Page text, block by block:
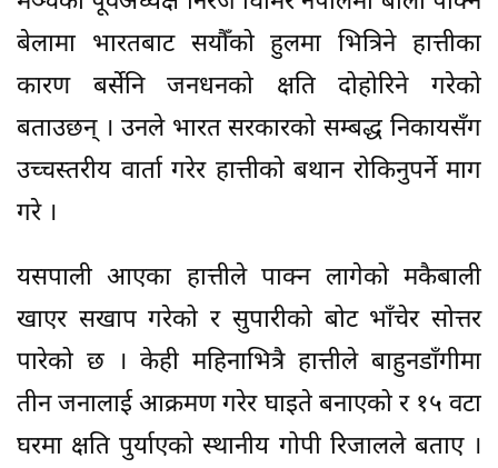
बेलामा भारतबाट सयौँको हुलमा भित्रिने हात्तीका
कारण बर्सेनि जनधनको क्षति दोहोरिने गरेको
बताउछन् । उनले भारत सरकारको सम्बद्ध निकायसँग
उच्चस्तरीय वार्ता गरेर हात्तीको बथान रोकिनुपर्ने माग
गरे ।
यसपाली आएका हात्तीले पाक्न लागेको मकैबाली
खाएर सखाप गरेको र सुपारीको बोट भाँचेर सोत्तर
पारेको छ । केही महिनाभित्रै हात्तीले बाहुनडाँगीमा
तीन जनालाई आक्रमण गरेर घाइते बनाएको र १५ वटा
घरमा क्षति पुर्याएको स्थानीय गोपी रिजालले बताए ।